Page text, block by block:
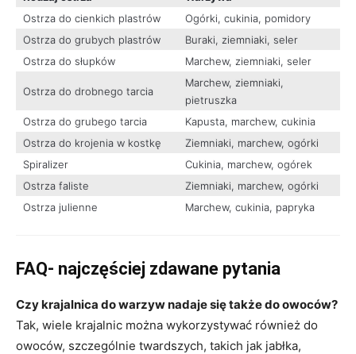
Ostrza do cienkich plastrów
Ogórki, cukinia, pomidory
Ostrza do grubych plastrów
Buraki, ziemniaki, seler
Ostrza do słupków
Marchew, ziemniaki, seler
Ostrza do drobnego tarcia
Marchew, ziemniaki,
pietruszka
Ostrza do grubego tarcia
Kapusta, marchew, cukinia
Ostrza do krojenia w kostkę
Ziemniaki, marchew, ogórki
Spiralizer
Cukinia, marchew, ogórek
Ostrza faliste
Ziemniaki, marchew, ogórki
Ostrza julienne
Marchew, cukinia, papryka
FAQ- najczęściej zdawane pytania
Czy krajalnica do warzyw nadaje się także do owoców?
Tak, wiele krajalnic można wykorzystywać również do
owoców, szczególnie twardszych, takich jak jabłka,